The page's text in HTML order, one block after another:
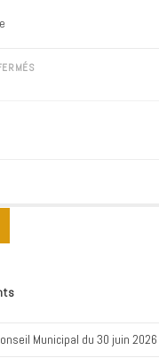
SUR
Municipal du 30 juin 2026